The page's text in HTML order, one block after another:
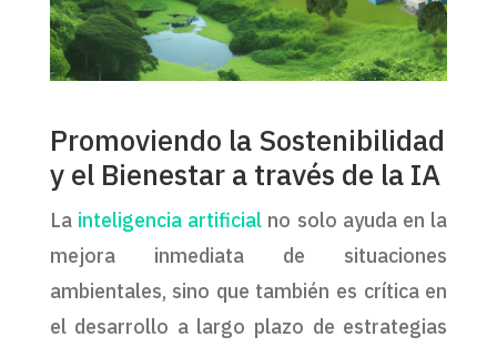
Promoviendo la Sostenibilidad
y el Bienestar a través de la IA
La inteligencia artificial no solo ayuda en la
mejora inmediata de situaciones
ambientales, sino que también es crítica en
el desarrollo a largo plazo de estrategias